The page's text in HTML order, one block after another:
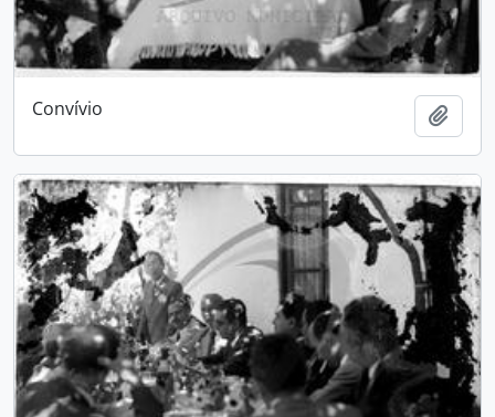
Convívio